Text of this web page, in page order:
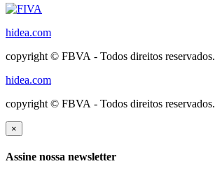
hidea.com
copyright © FBVA - Todos direitos reservados.
hidea.com
copyright © FBVA - Todos direitos reservados.
×
Assine nossa newsletter